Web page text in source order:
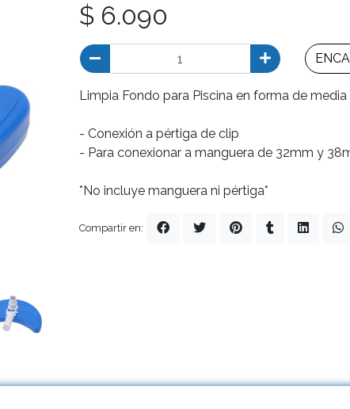
$ 6.090
Limpia Fondo para Piscina en forma de media
- Conexión a pértiga de clip
- Para conexionar a manguera de 32mm y
*No incluye manguera ni pértiga*
Compartir en: